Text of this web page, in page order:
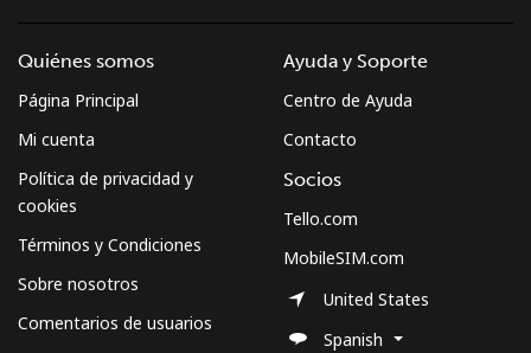
Quiénes somos
Página Principal
Mi cuenta
Política de privacidad y
cookies
Términos y Condiciones
Sobre nosotros
Comentarios de usuarios
Ayuda y Soporte
Centro de Ayuda
Contacto
Socios
Tello.com
MobileSIM.com
United States
Spanish